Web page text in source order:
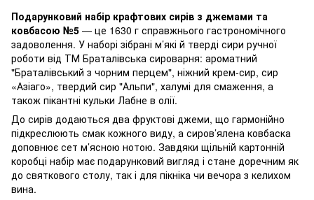
Подарунковий набір крафтових сирів з джемами та
ковбасою №5 — це 1630 г справжнього гастрономічного
задоволення. У наборі зібрані м’які й тверді сири ручної
роботи від ТМ Браталівська сироварня: ароматний
"Браталівський з чорним перцем", ніжний крем-сир, сир
«Азіаго», твердий сир "Альпи", халумі для смаження, а
також пікантні кульки Лабне в олії.
До сирів додаються два фруктові джеми, що гармонійно
підкреслюють смак кожного виду, а сиров’ялена ковбаска
доповнює сет м’ясною нотою. Завдяки щільній картонній
коробці набір має подарунковий вигляд і стане доречним як
до святкового столу, так і для пікніка чи вечора з келихом
вина.